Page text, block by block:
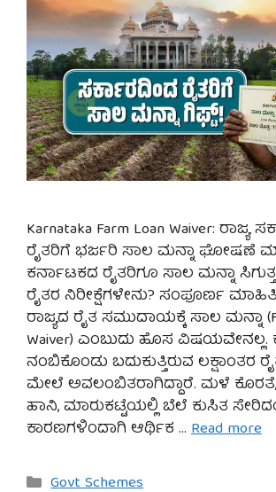
Karnataka Farm Loan Waiver: ರಾಜ್ಯ
ರೈತರಿಗೆ ಭರ್ಜರಿ ಸಾಲ ಮನ್ನಾ ಘೋಷಣೆ
ಕರ್ನಾಟಕದ ರೈತರಿಗೂ ಸಾಲ ಮನ್ನಾ
ರೈತರ ನಿರೀಕ್ಷೆಗಳೇನು? ಸಂಪೂರ್ಣ
ರಾಜ್ಯದ ರೈತ ಸಮುದಾಯಕ್ಕೆ ಸಾಲ ಮನ್ನಾ
Waiver) ಎಂಬುದು ಹೊಸ ವಿಷಯವೇನಲ್ಲ.
ನಂಬಿಕೊಂಡು ಬದುಕುತ್ತಿರುವ ಲಕ್ಷಾಂತರ
ಮೇಲೆ ಅವಲಂಬಿತರಾಗಿದ್ದಾರೆ. ಮಳೆ ಕೊರತೆ,
ಹಾನಿ, ಮಾರುಕಟ್ಟೆಯಲ್ಲಿ ಬೆಲೆ ಕುಸಿತ
ಕಾರಣಗಳಿಂದಾಗಿ ಆರ್ಥಿಕ … Read more
Categories
Govt Schemes